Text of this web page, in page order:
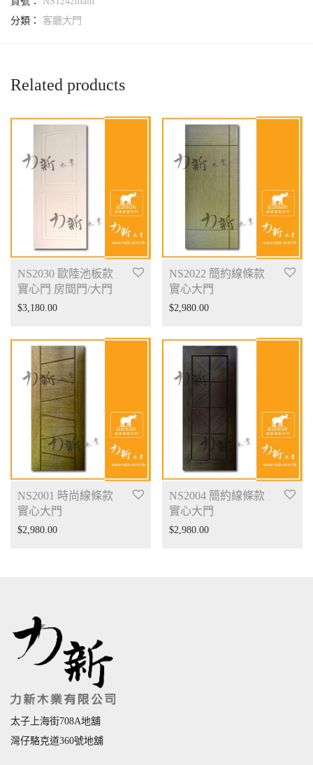
分類： 客廳大門
Related products
NS2030 歐陸池板款
實心門 房間門/大門
$3,180.00
NS2022 簡約線條款
實心大門
$2,980.00
NS2001 時尚線條款
實心大門
$2,980.00
NS2004 簡約線條款
實心大門
$2,980.00
太子上海街708A地舖
灣仔駱克道360號地舖